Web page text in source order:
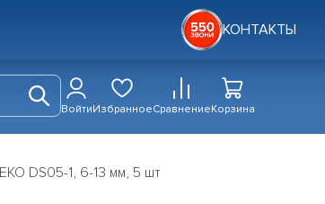
КОНТАКТЫ
ВойтиИзбранноеСравнениеКорзина
DS05-1, 6-13 мм, 5 шт